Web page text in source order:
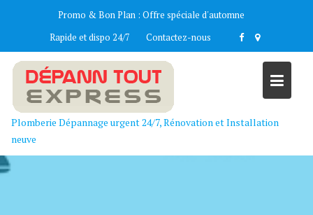
Promo & Bon Plan : Offre spéciale d'automne
Rapide et dispo 24/7
Contactez-nous
Plomberie Dépannage urgent 24/7, Rénovation et Installation
neuve